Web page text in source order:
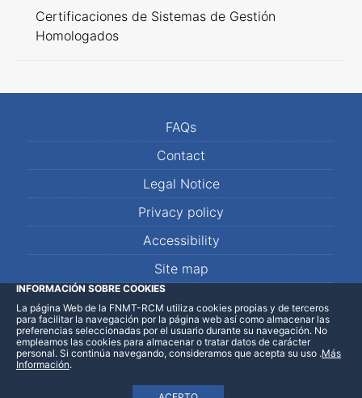
Certificaciones de Sistemas de Gestión
Homologados
FAQs
Contact
Legal Notice
Privacy policy
Accessibility
Site map
LinkedInFacebookWhatsApp
INFORMACIÓN SOBRE COOKIES
La página Web de la FNMT-RCM utiliza cookies propias y de terceros
para facilitar la navegación por la página web así como almacenar las
preferencias seleccionadas por el usuario durante su navegación. No
empleamos las cookies para almacenar o tratar datos de carácter
personal. Si continúa navegando, consideramos que acepta su uso .Más
Información.